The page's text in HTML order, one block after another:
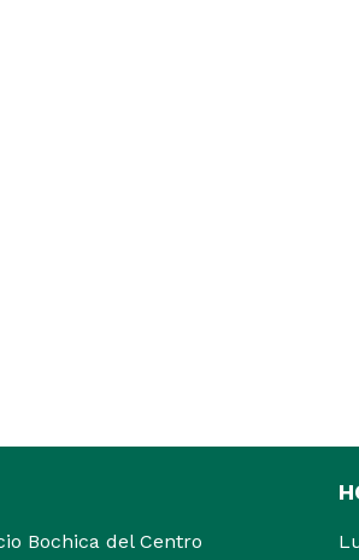
Bochica del Centro